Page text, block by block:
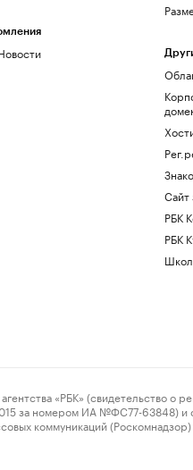
Сайт
РБК
РБК
«РБК» (свидетельство о
за номером ИА №ФС77-63848) и
коммуникаций